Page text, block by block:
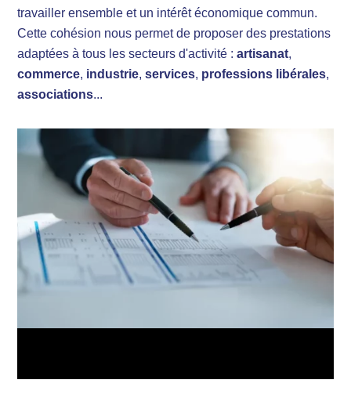
travailler ensemble et un intérêt économique commun.
Cette cohésion nous permet de proposer des prestations
adaptées à tous les secteurs d'activité :artisanat,
commerce, industrie,services, professions libérales,
associations...